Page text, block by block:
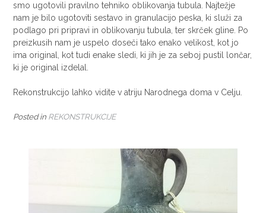
smo ugotovili pravilno tehniko oblikovanja tubula. Najtežje
nam je bilo ugotoviti sestavo in granulacijo peska, ki služi za
podlago pri pripravi in oblikovanju tubula, ter skrček gline. Po
preizkusih nam je uspelo doseči tako enako velikost, kot jo
ima original, kot tudi enake sledi, ki jih je za seboj pustil lončar,
ki je original izdelal.
Rekonstrukcijo lahko vidite v atriju Narodnega doma v Celju.
Posted in REKONSTRUKCIJE